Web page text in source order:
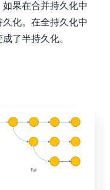
果在合并持久化中
化。在全持久化中
了半持久化。